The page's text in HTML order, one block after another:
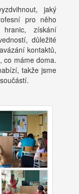
jaký
pro něho
získání
důležité
kontaktů,
co máme doma.
takže jsme